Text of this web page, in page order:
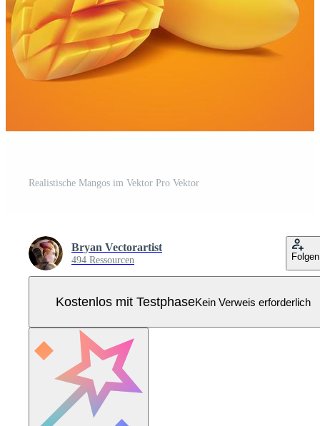
Realistische Mangos im Vektor Pro Vektor
Bryan Vectorartist
494 Ressourcen Folgen
Kostenlos mit TestphaseKein Verweis erforderlich